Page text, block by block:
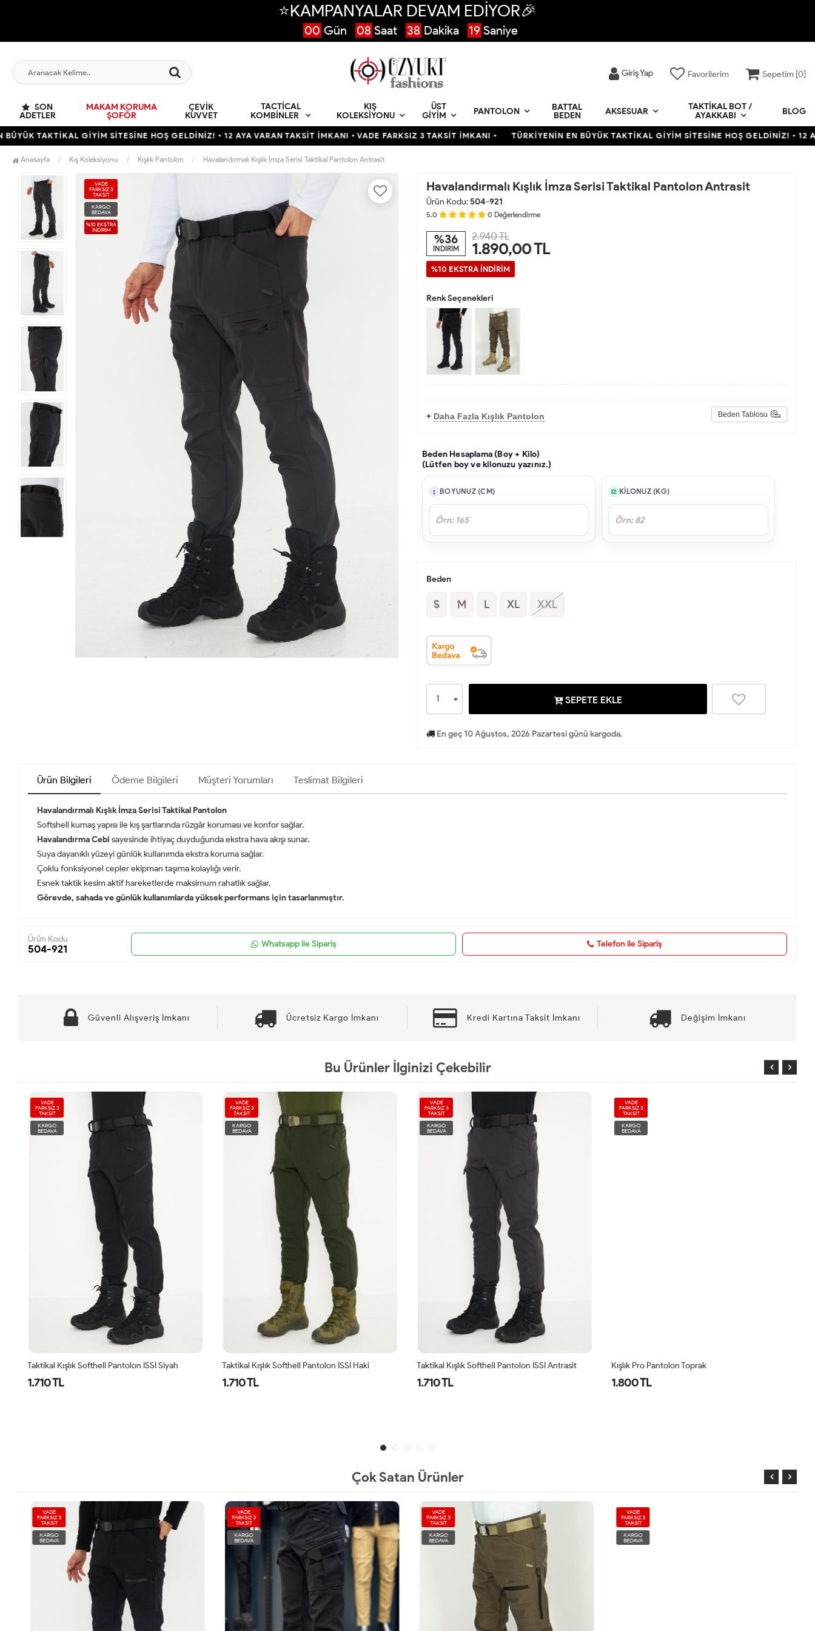
⭐KAMPANYALAR DEVAM EDİYOR🎉
00 Gün 08 Saat 38 Dakika 18 Saniye
Giriş Yap Favorilerim Sepetim [0]
SON
ADETLER
MAKAM KORUMA
ŞOFÖR
ÇEVIK
KUVVET
TACTICAL
KOMBINLER
KIŞ
KOLEKSIYONU
ÜST
GIYIM
PANTOLON
BATTAL
BEDEN
AKSESUAR
TAKTIKAL BOT /
AYAKKABI
BLOG
GİYİM SİTESİNE HOŞ GELDİNİZ! • 12 AYA VARAN TAKSİT İMKANI • VADE FARKSIZ 3 TAKSİT İMKANI • TÜRKİYENİN EN BÜYÜK TAKTİKAL GİYİM SİTESİNE HOŞ GELDİNİZ! • 12 AYA
Anasayfa Kış Koleksiyonu Kışlık Pantolon Havalandırmalı Kışlık İmza Serisi Taktikal Pantolon Antrasit
VADE
FARKSIZ 3
TAKSİT
KARGO
BEDAVA
%10 EKSTRA
İNDİRİM
Havalandırmalı Kışlık İmza Serisi Taktikal Pantolon Antrasit
Ürün Kodu:504-921
5.0 0 Değerlendirme
%36
İNDİRİM
2.940 TL
1.890,00TL
%10 EKSTRA İNDİRİM
Renk Seçenekleri
+ Daha Fazla Kışlık Pantolon Beden Tablosu
Beden Hesaplama (Boy + Kilo)
(Lütfen boy ve kilonuzu yazınız.)
BOYUNUZ (CM) KILONUZ (KG)
Beden
S M L XL XXL
SEPETE EKLE
En geç 10 Ağustos, 2026 Pazartesi günü kargoda.
Ürün Bilgileri Ödeme Bilgileri Müşteri Yorumları Teslimat Bilgileri
Havalandırmalı Kışlık İmza Serisi Taktikal Pantolon
Softshell kumaş yapısı ile kış şartlarında rüzgâr koruması ve konfor sağlar.
Havalandırma Cebi sayesinde ihtiyaç duyduğunda ekstra hava akışı sunar.
Suya dayanıklı yüzeyi günlük kullanımda ekstra koruma sağlar.
Çoklu fonksiyonel cepler ekipman taşıma kolaylığı verir.
Esnek taktik kesim aktif hareketlerde maksimum rahatlık sağlar.
Görevde, sahada ve günlük kullanımlarda yüksek performans için tasarlanmıştır.
Ürün Kodu
504-921 Whatsapp ile Sipariş Telefon ile Sipariş
Güvenli Alışveriş İmkanı Ücretsiz Kargo İmkanı Kredi Kartına Taksit İmkanı Değişim İmkanı
Bu Ürünler İlginizi Çekebilir
VADE
FARKSIZ 3
TAKSİT
KARGO
BEDAVA
Taktikal Kışlık Softhell Pantolon İSSİ Siyah
1.710 TL
VADE
FARKSIZ 3
TAKSİT
KARGO
BEDAVA
Taktikal Kışlık Softhell Pantolon İSSİ Haki
1.710 TL
VADE
FARKSIZ 3
TAKSİT
KARGO
BEDAVA
Taktikal Kışlık Softhell Pantolon İSSİ Antrasit
1.710 TL
VADE
FARKSIZ 3
TAKSİT
KARGO
BEDAVA
Kışlık Pro Pantolon Toprak
1.800 TL
Çok Satan Ürünler
VADE
FARKSIZ 3
TAKSİT
KARGO
BEDAVA
VADE
FARKSIZ 3
TAKSİT
KARGO
BEDAVA
VADE
FARKSIZ 3
TAKSİT
KARGO
BEDAVA
VADE
FARKSIZ 3
TAKSİT
KARGO
BEDAVA